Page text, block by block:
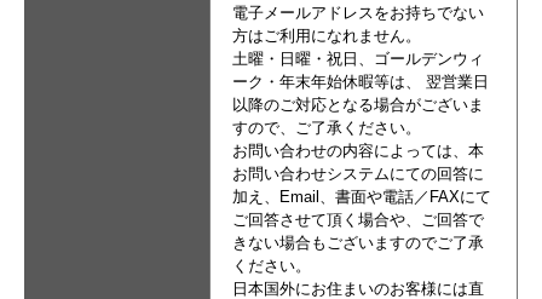
電子メールアドレスをお持ちでない
方はご利用になれません。
土曜・日曜・祝日、ゴールデンウィ
ーク・年末年始休暇等は、 翌営業日
以降のご対応となる場合がございま
すので、ご了承ください。
お問い合わせの内容によっては、本
お問い合わせシステムにての回答に
加え、Email、書面や電話／FAXにて
ご回答させて頂く場合や、ご回答で
きない場合もございますのでご了承
ください。
日本国外にお住まいのお客様には直